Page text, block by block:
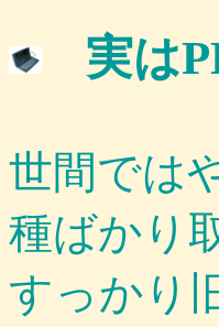
実は
世間では
種ばかり
すっかり